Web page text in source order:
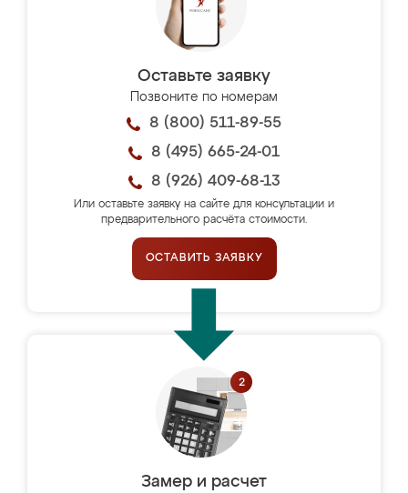
Оставьте заявку
Позвоните по номерам
8 (800) 511-89-55
8 (495) 665-24-01
8 (926) 409-68-13
Или оставьте заявку на сайте для консультации и
предварительного расчёта стоимости.
ОСТАВИТЬ ЗАЯВКУ
Замер и расчет